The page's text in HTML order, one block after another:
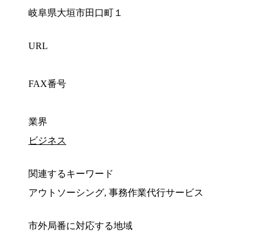
岐阜県大垣市田口町１
URL
FAX番号
業界
ビジネス
関連するキーワード
アウトソーシング, 事務作業代行サービス
市外局番に対応する地域